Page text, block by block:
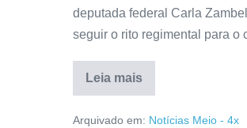
deputada federal Carla
seguir o rito regimental para o
Leia mais
Arquivado em: Notícias Meio - 4x